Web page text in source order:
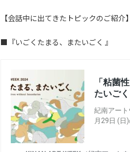
【会話中に出てきたトピックのご紹介】
■『いごくたまる、またいごく 』